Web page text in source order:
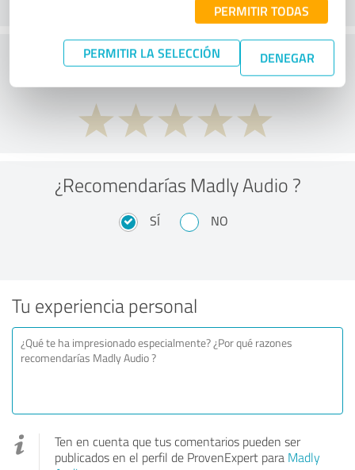
PERMITIR TODAS
PERMITIR LA SELECCIÓN DENEGAR
¿Qué te parece la relación calidad-precio?
¿Recomendarías Madly Audio ?
SÍ NO
Tu experiencia personal
Ten en cuenta que tus comentarios pueden ser
publicados en el perfil de ProvenExpert para Madly